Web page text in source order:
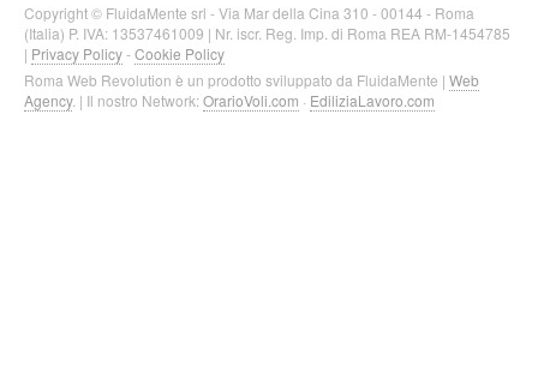
Copyright © FluidaMente srl - Via Mar della Cina 310 - 00144 - Roma
(Italia) P. IVA: 13537461009 | Nr. iscr. Reg. Imp. di Roma REA RM-1454785
| Privacy Policy-Cookie Policy
Roma Web Revolution è un prodotto sviluppato da FluidaMente | Web
Agency. | Il nostro Network: OrarioVoli.com · EdiliziaLavoro.com